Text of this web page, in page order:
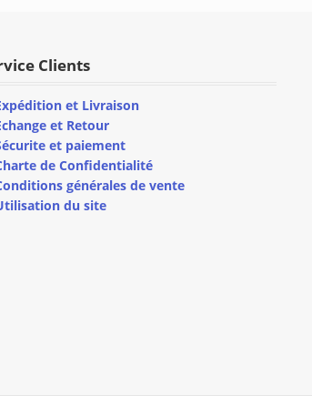
Clients
et Livraison
et Retour
et paiement
de Confidentialité
générales de vente
du site